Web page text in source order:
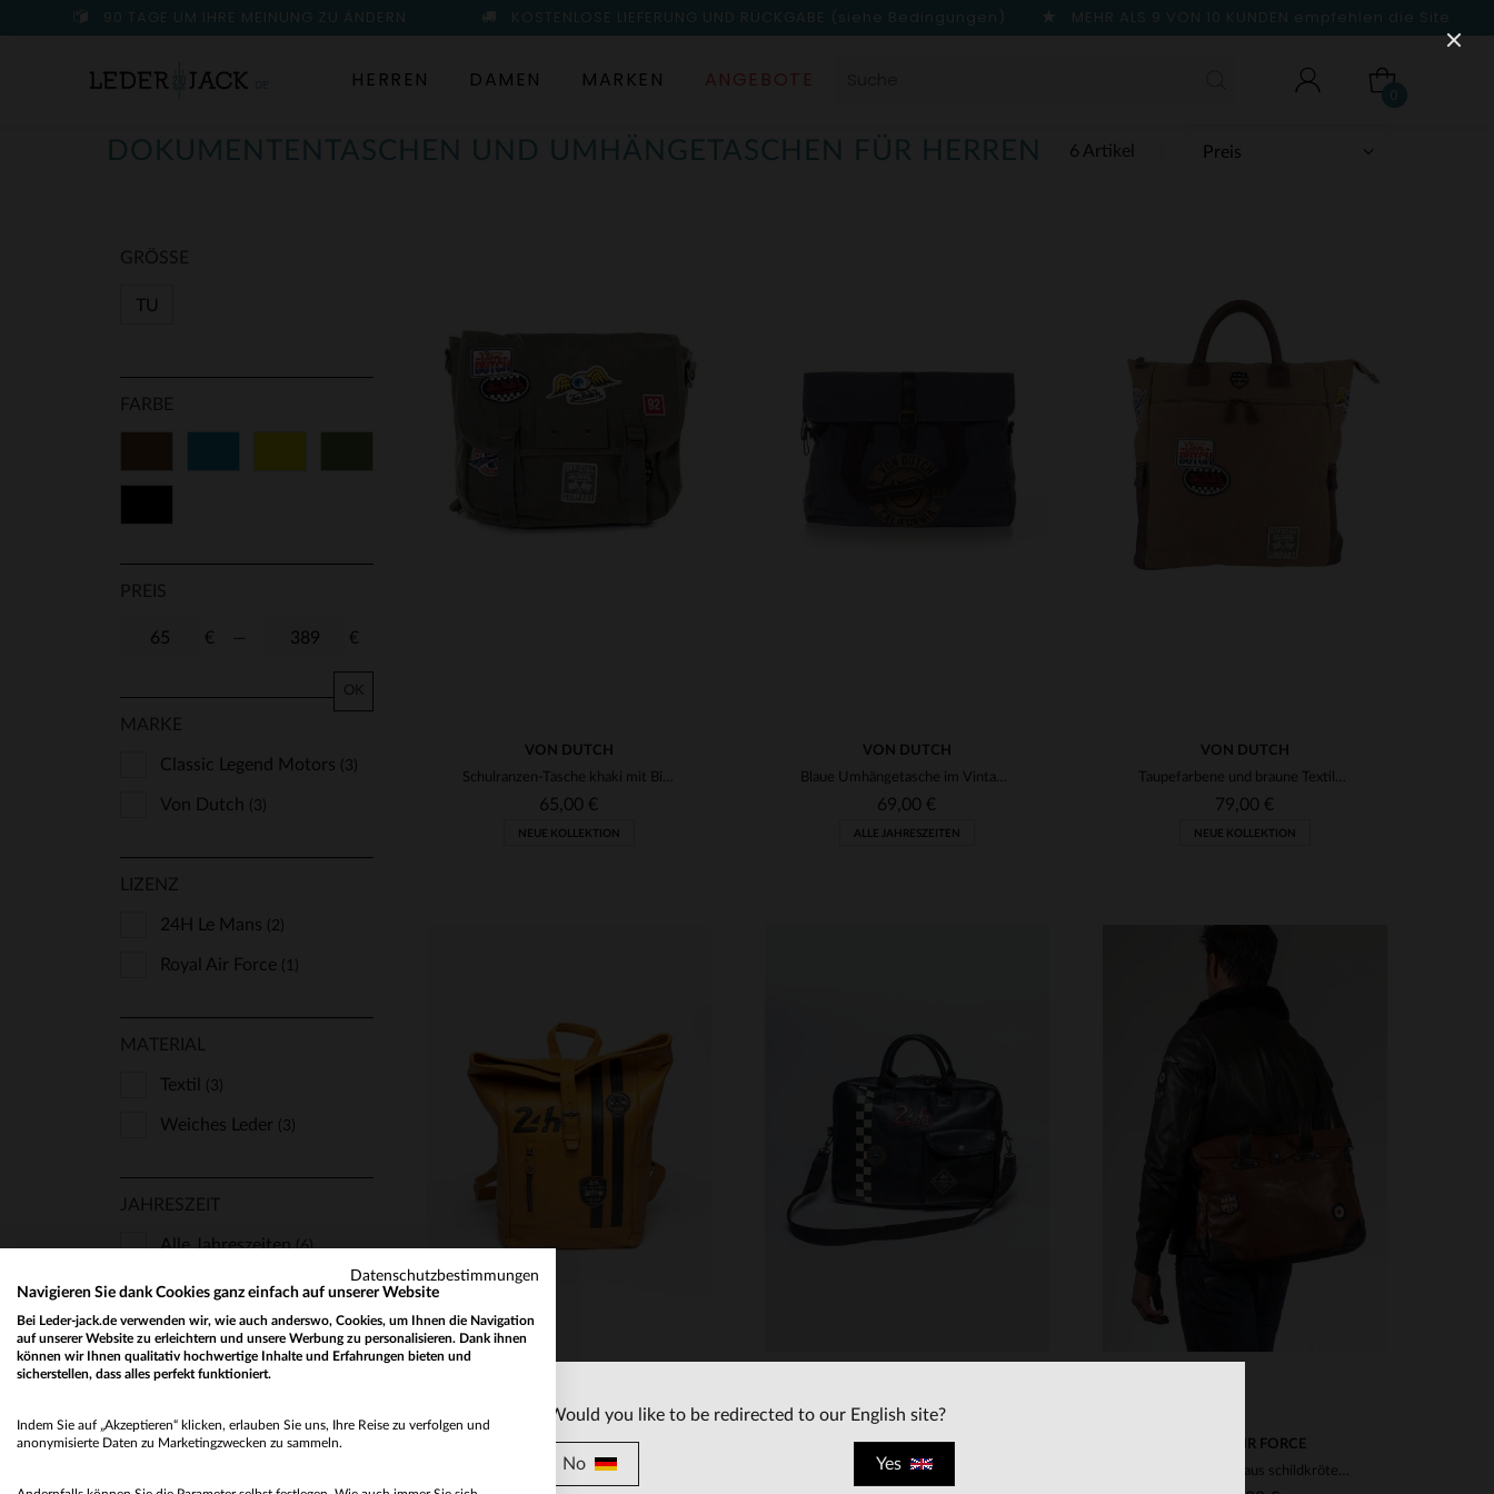
90 TAGE UM IHRE MEINUNG ZU ÄNDERN KOSTENLOSE LIEFERUNG UND RÜCKGABE (siehe Bedingungen) MEHR ALS 9 VON 10 KUNDEN empfehlen die Site
HERREN DAMEN MARKEN ANGEBOTE
0
6 Artikel
DOKUMENTENTASCHEN UND UMHÄNGETASCHEN FÜR HERREN
GRÖSSE
TU
FARBE
PREIS
€ €
OK
MARKE
Classic Legend Motors (3)
Von Dutch (3)
LIZENZ
24H Le Mans (2)
Royal Air Force (1)
MATERIAL
Textil (3)
Weiches Leder (3)
JAHRESZEIT
Alle Jahreszeiten(6)
NUR ANZEIGEN
Neu (2)
VERFÜGBARE GRÖSSEN
VON DUTCH
Schulranzen-Tasche khaki mit Biker-Patches
65,00 €
NEUE KOLLEKTION
VERFÜGBARE GRÖSSEN
TU
VON DUTCH
Blaue Umhängetasche im Vintage-Stil
69,00 €
ALLE JAHRESZEITEN
VON DUTCH
Taupefarbene und braune Textiltasche mit Aufnähern
79,00 €
NEUE KOLLEKTION
24H LE MANS
24H LE MANS
ROYAL AIR FORCE
Umhängetasche aus schildkrötenbraunem Leder im Pilotenstil
Would you like to be redirected to our English site?
No Yes
Datenschutzbestimmungen
Navigieren Sie dank Cookies ganz einfach auf unserer Website
Bei Leder-jack.de verwenden wir, wie auch anderswo, Cookies, um Ihnen die Navigation
auf unserer Website zu erleichtern und unsere Werbung zu personalisieren. Dank ihnen
können wir Ihnen qualitativ hochwertige Inhalte und Erfahrungen bieten und
sicherstellen, dass alles perfekt funktioniert.
Indem Sie auf „Akzeptieren“ klicken, erlauben Sie uns, Ihre Reise zu verfolgen und
anonymisierte Daten zu Marketingzwecken zu sammeln.